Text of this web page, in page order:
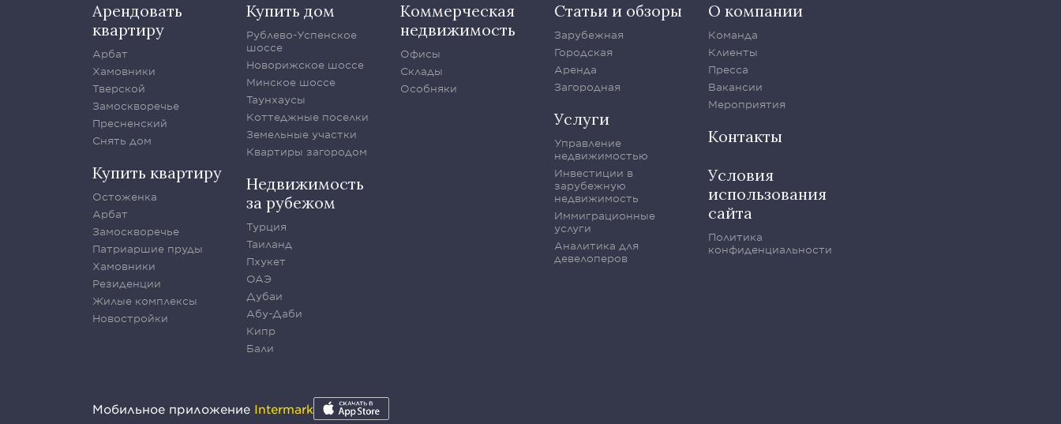
Арендовать
квартиру
Арбат
Хамовники
Тверской
Замоскворечье
Пресненский
Снять дом
Купить квартиру
Остоженка
Арбат
Замоскворечье
Патриаршие пруды
Хамовники
Резиденции
Жилые комплексы
Новостройки
Купить дом
Рублево-Успенское
шоссе
Новорижское шоссе
Минское шоссе
Таунхаусы
Коттеджные поселки
Земельные участки
Квартиры загородом
Недвижимость
за рубежом
Турция
Таиланд
Пхукет
ОАЭ
Дубаи
Абу-Даби
Кипр
Бали
Коммерческая
недвижимость
Офисы
Склады
Особняки
Статьи и обзоры
Зарубежная
Городская
Аренда
Загородная
Услуги
Управление
недвижимостью
Инвестиции в
зарубежную
недвижимость
Иммиграционные
услуги
Аналитика для
девелоперов
О компании
Команда
Клиенты
Пресса
Вакансии
Мероприятия
Контакты
Условия
использования
сайта
Политика
конфиденциальности
Мобильное приложение Intermark